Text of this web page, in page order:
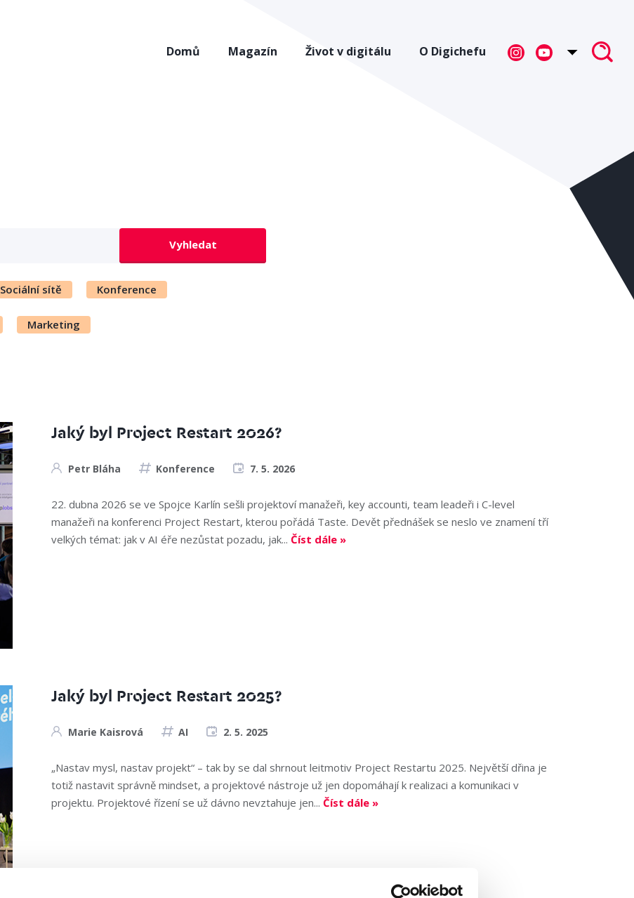
Domů Magazín Život v digitálu O Digichefu
Vyhledat
Sociální sítě Konference
Marketing
Jaký byl Project Restart 2026?
Petr Bláha Konference 7. 5. 2026
22. dubna 2026 se ve Spojce Karlín sešli projektoví manažeři, key accounti, team leadeři i C-level
manažeři na konferenci Project Restart, kterou pořádá Taste. Devět přednášek se neslo ve znamení tří
velkých témat: jak v AI éře nezůstat pozadu, jak... Číst dále »
Jaký byl Project Restart 2025?
Marie Kaisrová AI 2. 5. 2025
„Nastav mysl, nastav projekt“ – tak by se dal shrnout leitmotiv Project Restartu 2025. Největší dřina je
totiž nastavit správně mindset, a projektové nástroje už jen dopomáhají k realizaci a komunikaci v
projektu. Projektové řízení se už dávno nevztahuje jen... Číst dále »